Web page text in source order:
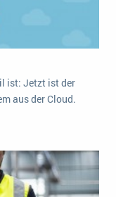
ist: Jetzt ist der
aus der Cloud.